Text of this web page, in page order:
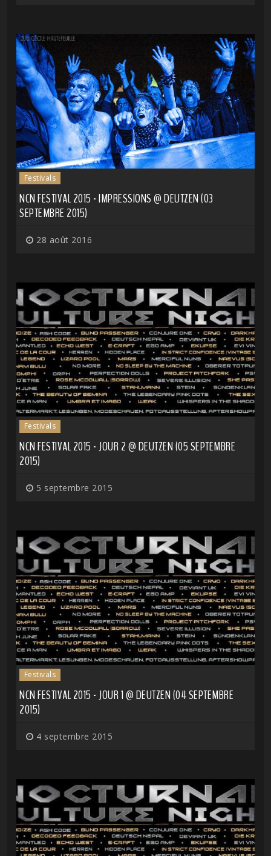
Festivals
NCN FESTIVAL 2015 - IMPRESSIONS @ DEUTZEN (03
SEPTEMBRE 2015)
28 août 2016
Festivals
NCN FESTIVAL 2015 - JOUR 2 @ DEUTZEN (05 SEPTEMBRE
2015)
5 septembre 2015
Festivals
NCN FESTIVAL 2015 - JOUR 1 @ DEUTZEN (04 SEPTEMBRE
2015)
4 septembre 2015